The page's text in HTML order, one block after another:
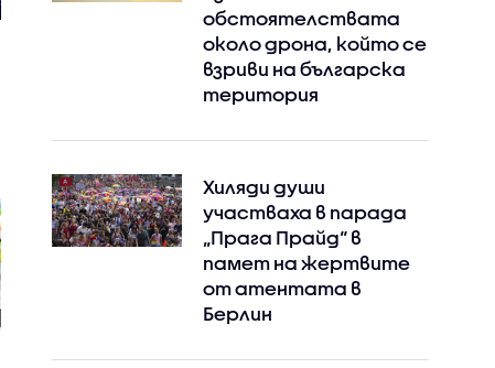
обстоятелствата
около дрона, който се
взриви на българска
територия
Хиляди души
участваха в парада
„Прага Прайд“ в
памет на жертвите
от атентата в
Берлин